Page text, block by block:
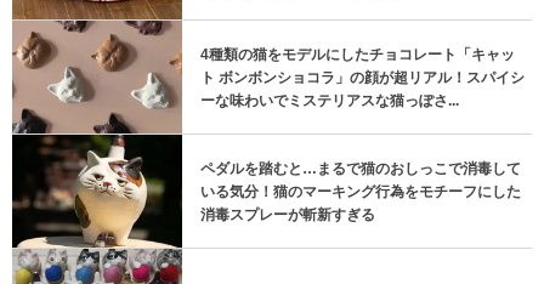
4種類の猫をモデルにしたチョコレート「キャッ
ト ボンボンショコラ」の顔が超リアル！スパイシ
ーな味わいでミステリアスな猫っぽさ...
ペダルを踏むと…まるで猫のおしっこで消毒して
いる気分！猫のマーキング行為をモチーフにした
消毒スプレーが斬新すぎる